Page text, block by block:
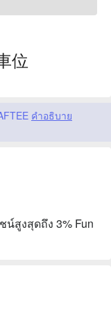
位
คำอธิบาย
สูงสุดถึง 3% Fun